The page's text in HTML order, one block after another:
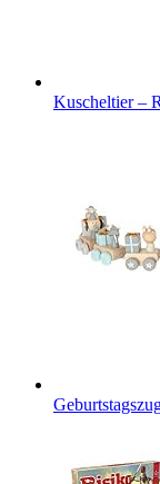
Kuscheltier –